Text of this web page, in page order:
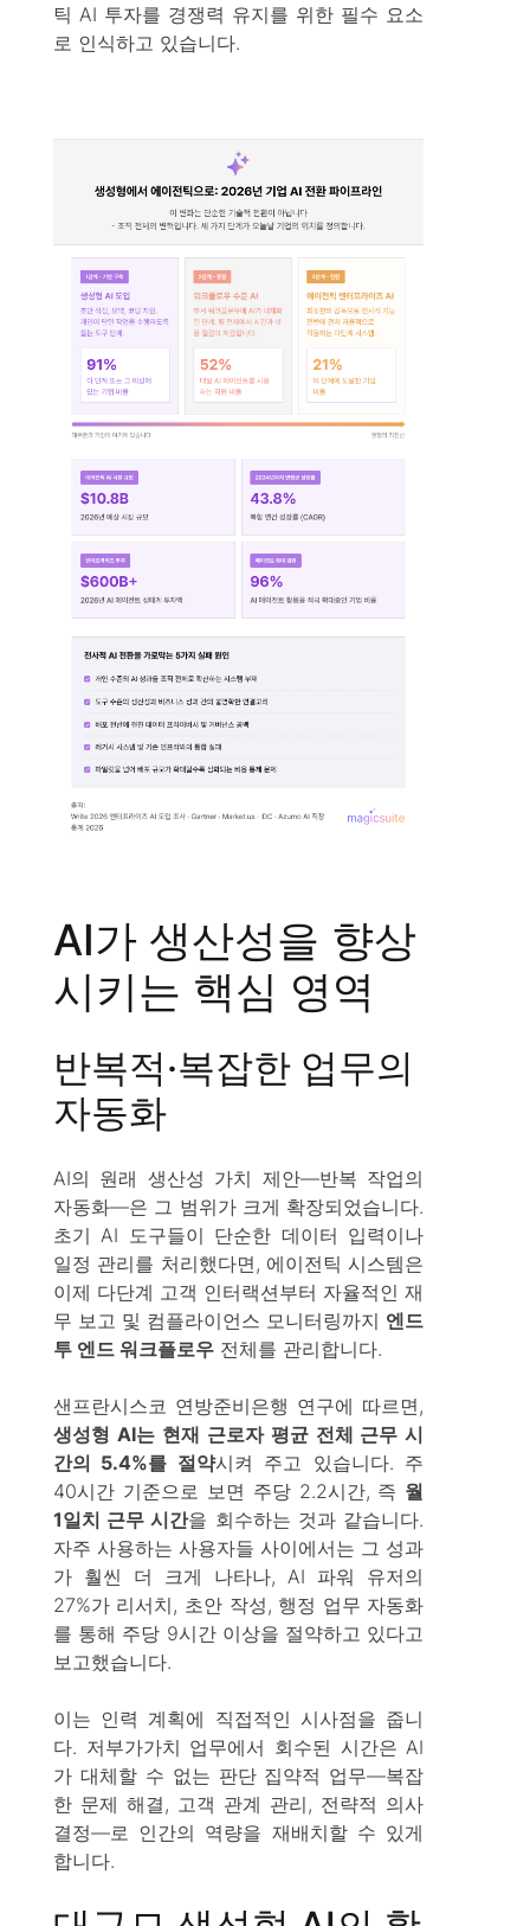
틱 AI 투자를 경쟁력 유지를 위한 필수 요소
로 인식하고 있습니다.
AI가 생산성을 향상
시키는 핵심 영역
반복적·복잡한 업무의
자동화
AI의 원래 생산성 가치 제안—반복 작업의
자동화—은 그 범위가 크게 확장되었습니다.
초기 AI 도구들이 단순한 데이터 입력이나
일정 관리를 처리했다면, 에이전틱 시스템은
이제 다단계 고객 인터랙션부터 자율적인 재
무 보고 및 컴플라이언스 모니터링까지 엔드
투 엔드 워크플로우전체를 관리합니다.
샌프란시스코 연방준비은행 연구에 따르면,
생성형 AI는 현재 근로자 평균 전체 근무 시
간의 5.4%를 절약시켜 주고 있습니다. 주
40시간 기준으로 보면 주당 2.2시간, 즉 월
1일치 근무 시간을 회수하는 것과 같습니다.
자주 사용하는 사용자들 사이에서는 그 성과
가 훨씬 더 크게 나타나, AI 파워 유저의
27%가 리서치, 초안 작성, 행정 업무 자동화
를 통해 주당 9시간 이상을 절약하고 있다고
보고했습니다.
이는 인력 계획에 직접적인 시사점을 줍니
다. 저부가가치 업무에서 회수된 시간은 AI
가 대체할 수 없는 판단 집약적 업무—복잡
한 문제 해결, 고객 관계 관리, 전략적 의사
결정—로 인간의 역량을 재배치할 수 있게
합니다.